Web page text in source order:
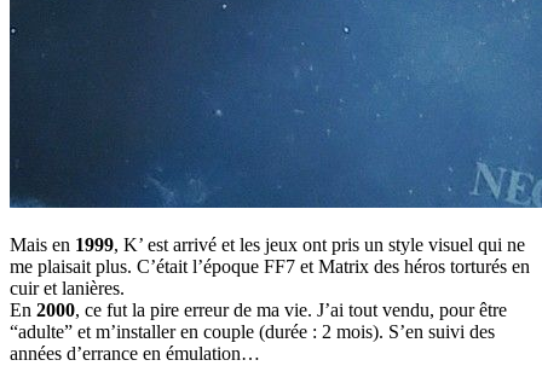
Mais en 1999, K’ est arrivé et les jeux ont pris un style visuel qui ne
me plaisait plus. C’était l’époque FF7 et Matrix des héros torturés en
cuir et lanières.
En 2000, ce fut la pire erreur de ma vie. J’ai tout vendu, pour être
“adulte” et m’installer en couple (durée : 2 mois). S’en suivi des
années d’errance en émulation…